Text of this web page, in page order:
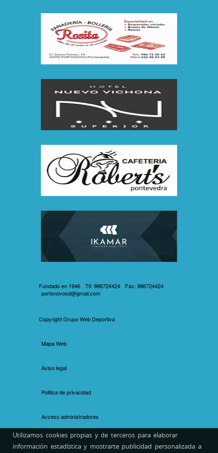
Fundado en 1946 Tlf: 986724424
Fax: 986724424
portonovosd@gmail.com
CopyrightGrupo Web Deportiva
Mapa Web
Aviso legal
Politica de privacidad
Acceso administradores
Utilizamos cookies propias y de terceros para elaborar
información estadística y mostrarte publicidad personalizada a